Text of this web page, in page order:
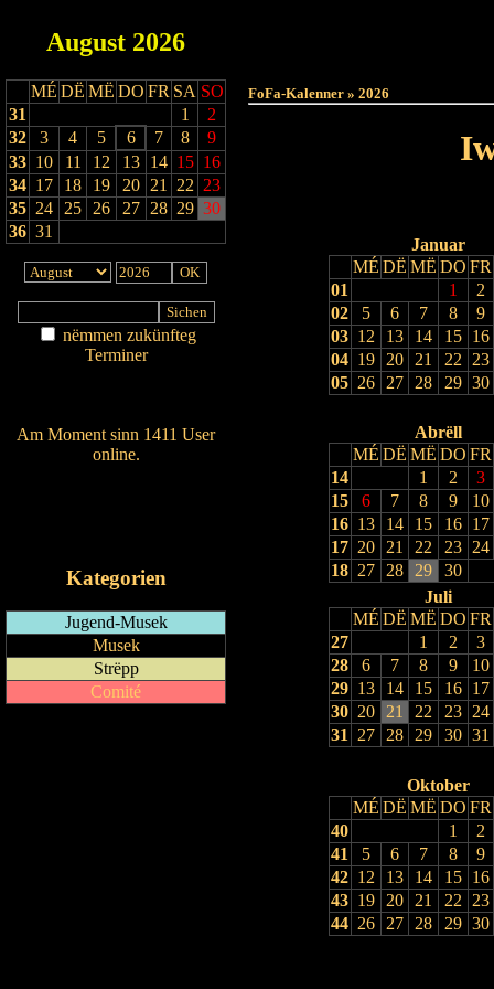
August 2026
MÉ DË MË DO FR SA SO
31
1
2
32
3 4 5 6 7 8
9
33 10 11 12 13 14 15 16
34 17 18 19 20 21 22 23
35 24 25 26 27 28 29 30
36 31
nëmmen zukünfteg
Terminer
Am Moment sinn 1411 User
online.
Kategorien
Jugend-Musek
Musek
Strëpp
Comité
FoFa-Kalenner » 2026
Januar
MÉ DË MË DO FR
01
1
2
02
5 6 7 8
9
03 12 13 14 15
16
04 19 20 21 22
23
05 26 27 28 29 30
Abrëll
MÉ DË MË DO FR
14
1 2
3
15
6 7 8 9
10
16 13 14 15 16
17
17 20 21 22 23
24
18 27 28 29
30
Juli
MÉ DË MË DO FR
27
1 2
3
28
6 7 8 9
10
29 13 14 15 16
17
30 20 21 22 23
24
31
27 28 29 30 31
Oktober
MÉ DË MË DO FR
40
1
2
41
5 6 7 8
9
42 12 13 14 15
16
43 19 20 21 22
23
44 26 27 28 29 30